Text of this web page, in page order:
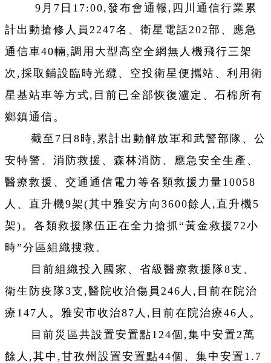
9月7日17:00,發布會通報,四川通信行業累
計出動搶修人員2247名、衛星電話202部、應急
通信車40輛,調用大型高空全網無人機飛行三架
次,採取鋪設臨時光纜、空投衛星便攜站、利用衛
星基站車等方式,目前已全部恢復瀘定、石棉所有
鄉鎮通信。
截至7日8時,累計出動解放軍和武警部隊、公
安特警、消防救援、森林消防、應急安全生產、
醫療救援、交通通信電力等各類救援力量10058
人、直升機9架(其中雅安方向3600餘人,直升機5
架)。各類救援隊伍正在全力搶抓“黃金救援72小
時”分區組織搜救。
目前組織投入國家、省級醫療救援隊8支、
衛生防疫隊3支,醫院收治傷員246人,目前在院治
療147人。雅安市收治87人,目前在院治療46人。
目前災區共設置安置點124個,集中安置2萬
餘人,其中,甘孜州設置安置點44個、集中安置1.7